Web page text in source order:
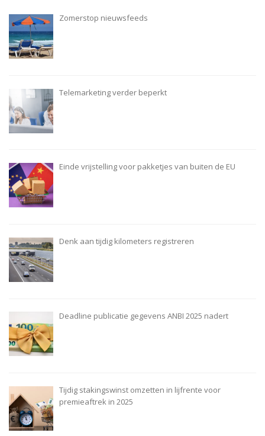
Zomerstop nieuwsfeeds
Telemarketing verder beperkt
Einde vrijstelling voor pakketjes van buiten de EU
Denk aan tijdig kilometers registreren
Deadline publicatie gegevens ANBI 2025 nadert
Tijdig stakingswinst omzetten in lijfrente voor
premieaftrek in 2025